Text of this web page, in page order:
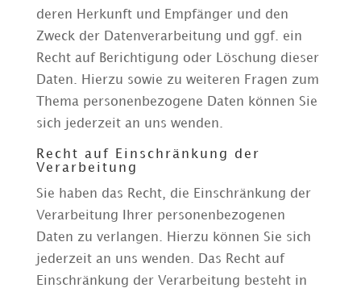
deren Herkunft und Empfänger und den
Zweck der Datenverarbeitung und ggf. ein
Recht auf Berichtigung oder Löschung dieser
Daten. Hierzu sowie zu weiteren Fragen zum
Thema personenbezogene Daten können Sie
sich jederzeit an uns wenden.
Recht auf Einschränkung der
Verarbeitung
Sie haben das Recht, die Einschränkung der
Verarbeitung Ihrer personenbezogenen
Daten zu verlangen. Hierzu können Sie sich
jederzeit an uns wenden. Das Recht auf
Einschränkung der Verarbeitung besteht in